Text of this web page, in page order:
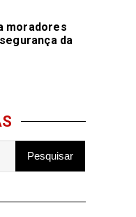
moradores
da